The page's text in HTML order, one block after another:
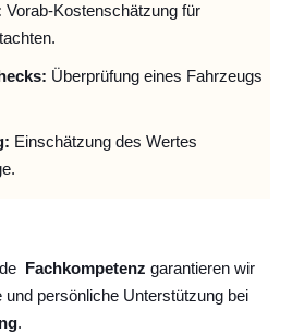
Vorab-Kostenschätzung für
Überprüfung eines Fahrzeugs
Einschätzung des Wertes
Fachkompetenz garantieren wir
und persönliche Unterstützung bei
.